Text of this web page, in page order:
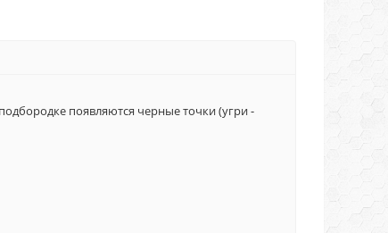
появляются черные точки (угри -